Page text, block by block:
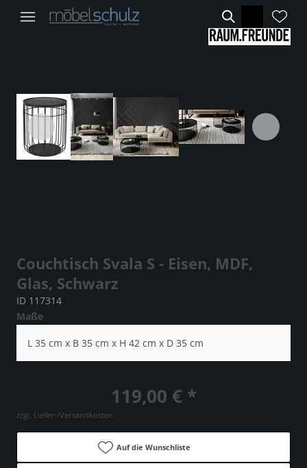
Couchtisch Svala S - Eisen, MDF,
Glas, Schwarz
ID 117314
Maße
L 35 cm x B 35 cm x H 42 cm x D 35 cm
119,00 € *
zzgl. Liefer-/Versandkosten
Auf die Wunschliste